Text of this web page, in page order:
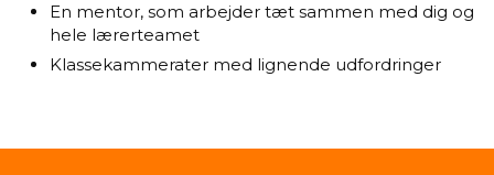
En mentor, som arbejder tæt sammen med dig og
hele lærerteamet
Klassekammerater med lignende udfordringer